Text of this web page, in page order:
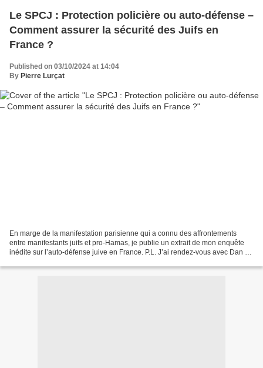
Le SPCJ : Protection policière ou auto-défense –
Comment assurer la sécurité des Juifs en
France ?
Published on 03/10/2024 at 14:04
By Pierre Lurçat
En marge de la manifestation parisienne qui a connu des affrontements
entre manifestants juifs et pro-Hamas, je publie un extrait de mon enquête
inédite sur l’auto-défense juive en France. P.L. J’ai rendez-vous avec Dan A.